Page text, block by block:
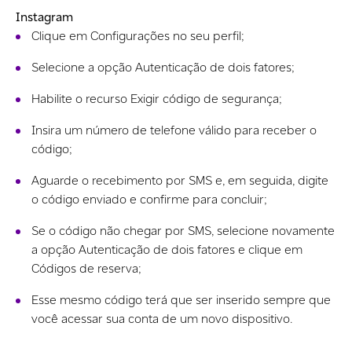
Instagram
Clique em Configurações no seu perfil;
Selecione a opção Autenticação de dois fatores;
Habilite o recurso Exigir código de segurança;
Insira um número de telefone válido para receber o
código;
Aguarde o recebimento por SMS e, em seguida, digite
o código enviado e confirme para concluir;
Se o código não chegar por SMS, selecione novamente
a opção Autenticação de dois fatores e clique em
Códigos de reserva;
Esse mesmo código terá que ser inserido sempre que
você acessar sua conta de um novo dispositivo.